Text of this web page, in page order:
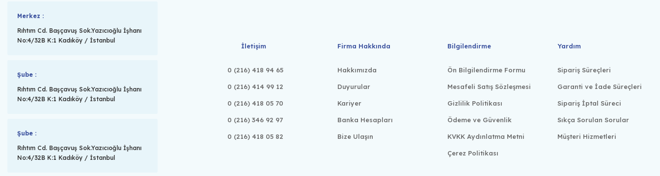
Merkez :
Rıhtım Cd. Başçavuş Sok.Yazıcıoğlu İşhanı
No:4/32B K:1 Kadıköy / İstanbul
Şube :
Rıhtım Cd. Başçavuş Sok.Yazıcıoğlu İşhanı
No:4/32B K:1 Kadıköy / İstanbul
Şube :
Rıhtım Cd. Başçavuş Sok.Yazıcıoğlu İşhanı
No:4/32B K:1 Kadıköy / İstanbul
İletişim
0 (216) 418 94 65
0 (216) 414 99 12
0 (216) 418 05 70
0 (216) 346 92 97
0 (216) 418 05 82
Firma Hakkında
Hakkımızda
Duyurular
Kariyer
Banka Hesapları
Bize Ulaşın
Bilgilendirme
Ön Bilgilendirme Formu
Mesafeli Satış Sözleşmesi
Gizlilik Politikası
Ödeme ve Güvenlik
KVKK Aydınlatma Metni
Çerez Politikası
Yardım
Sipariş Süreçleri
Garanti ve İade Süreçleri
Sipariş İptal Süreci
Sıkça Sorulan Sorular
Müşteri Hizmetleri